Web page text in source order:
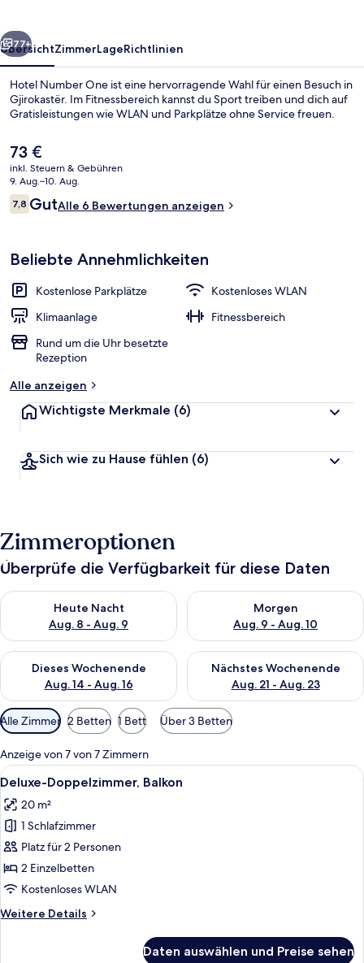
Weiter
77+
ÜbersichtZimmerLageRichtlinien
Hotel Number One ist eine hervorragende Wahl für einen Besuch in
Gjirokastër. Im Fitnessbereich kannst du Sport treiben und dich auf
Gratisleistungen wie WLAN und Parkplätze ohne Service freuen.
Der
aktuelle
Preis
beträgt
73 €.
73 €
inkl. Steuern & Gebühren
9. Aug.–10. Aug.
Bewertungen
7,87,8 von 10.
GutAlle 6 Bewertungen anzeigen
Beliebte Annehmlichkeiten
Kostenlose Parkplätze
Kostenloses WLAN
Klimaanlage
Fitnessbereich
Rund um die Uhr besetzte
Rezeption
Alle anzeigen
Wichtigste Merkmale (6)
Sich wie zu Hause fühlen (6)
Zimmeroptionen
Überprüfe die Verfügbarkeit für diese Daten
Heute Nacht
Aug. 8 - Aug. 9
Überprüfe die Verfügbarkeit für heute Nacht, Aug. 8 - Aug. 9.
Morgen
Aug. 9 - Aug. 10
Überprüfe die Verfügbarkeit
Dieses Wochenende
Aug. 14 - Aug. 16
Überprüfe die Verfügbarkeit für dieses Wochenende, Aug. 14
Nächstes Wochenende
Aug. 21 - Aug. 23
Überprüfe die Verfügbarkeit
Verfügbare
Filter
für
Zimmer
Alle Zimmer 2 Betten 1 Bett Über 3 Betten
Anzeige von 7 von 7 Zimmern
Alle
Fotos
für
Deluxe-
Doppelzimmer,
Balkon
anzeigen
Ein Hotelzimmer mit zwei
6
Deluxe-Doppelzimmer, Balkon
20 m²
1 Schlafzimmer
Platz für 2 Personen
2 Einzelbetten
Kostenloses WLAN
Weitere Details
Weitere
Daten auswählen und Preise sehen